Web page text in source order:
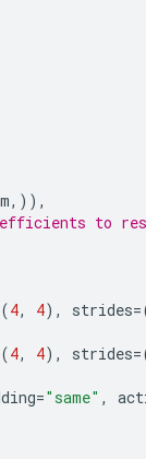
,)),
to
(4, 4), strides=
(4, 4), strides=
="same" ,